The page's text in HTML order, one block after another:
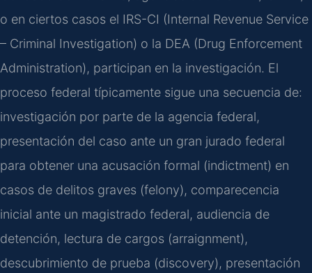
o en ciertos casos el IRS-CI (Internal Revenue Service
– Criminal Investigation) o la DEA (Drug Enforcement
Administration), participan en la investigación. El
proceso federal típicamente sigue una secuencia de:
investigación por parte de la agencia federal,
presentación del caso ante un gran jurado federal
para obtener una acusación formal (indictment) en
casos de delitos graves (felony), comparecencia
inicial ante un magistrado federal, audiencia de
detención, lectura de cargos (arraignment),
descubrimiento de prueba (discovery), presentación